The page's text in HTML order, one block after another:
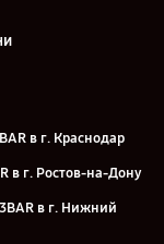
в г. Краснодар
в г. Ростов-на-Дону
в г. Нижний